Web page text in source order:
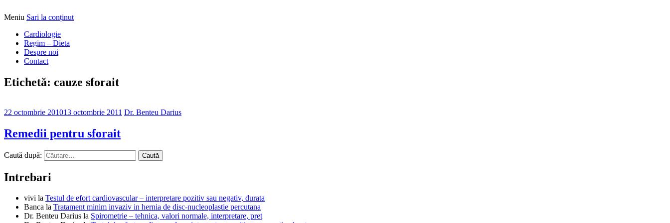
DrBendo.ro
Alimentatia sa iti fie medicatia
Meniu Sari la conținut
Cardiologie
Regim – Dieta
Despre noi
Contact
Etichetă: cauze sforait
22 octombrie 201013 octombrie 2011 Dr. Benteu Darius
Remedii pentru sforait
Caută după:
Intrebari
vivi la Testul de efort cardiovascular – interpretare pozitiv sau negativ, durata
Banca la Tratament minim invaziv in hernia de disc-nucleoplastie percutana
Dr. Benteu Darius la Spirometrie – tehnica, valori normale, interpretare, pret